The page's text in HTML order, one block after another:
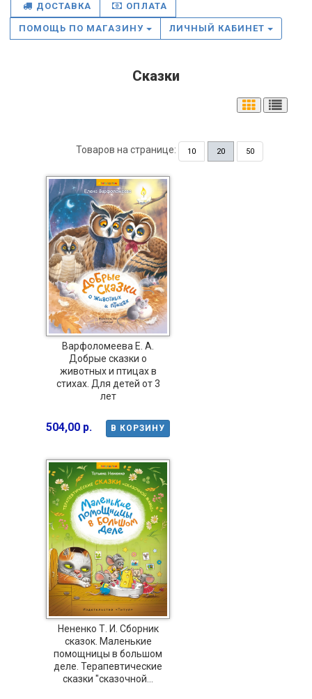
ДОСТАВКА ОПЛАТА
ПОМОЩЬ ПО МАГАЗИНУ ЛИЧНЫЙ КАБИНЕТ
Сказки
Товаров на странице: 10 20 50
Варфоломеева Е. А.
Добрые сказки о
животных и птицах в
стихах. Для детей от 3
лет
В КОРЗИНУ
504,00 р.
Нененко Т. И. Сборник
сказок. Маленькие
помощницы в большом
деле. Терапевтические
сказки "сказочной...